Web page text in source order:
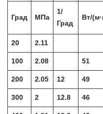
Град МПа
1/
Град
Вт/
20 2.11
100 2.08 51
200 2.05 12 49
300 2 12.8 46